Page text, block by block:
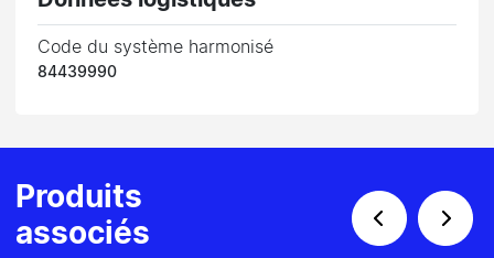
Code du système harmonisé
84439990
Produits
associés